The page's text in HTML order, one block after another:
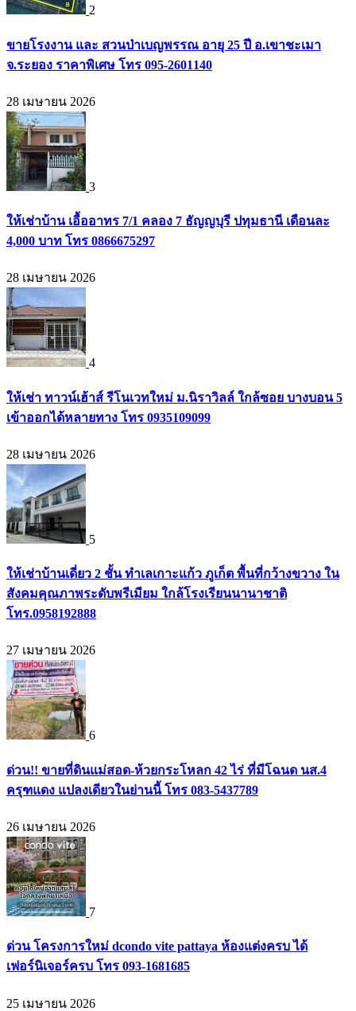
2
ขายโรงงาน และ สวนป่าเบญพรรณ อายุ 25 ปี อ.เขาชะเมา
จ.ระยอง ราคาพิเศษ โทร 095-2601140
28 เมษายน 2026
3
ให้เช่าบ้าน เอื้ออาทร 7/1 คลอง 7 ธัญญบุรี ปทุมธานี เดือนละ
4,000 บาท โทร 0866675297
28 เมษายน 2026
4
ให้เช่า ทาวน์เฮ้าส์ รีโนเวทใหม่ ม.นิราวิลล์ ใกล้ซอย บางบอน 5
เข้าออกได้หลายทาง โทร 0935109099
28 เมษายน 2026
5
ให้เช่าบ้านเดี่ยว 2 ชั้น ทำเลเกาะแก้ว ภูเก็ต พื้นที่กว้างขวาง ใน
สังคมคุณภาพระดับพรีเมียม ใกล้โรงเรียนนานาชาติ
โทร.0958192888
27 เมษายน 2026
6
ด่วน!! ขายที่ดินแม่สอด-ห้วยกระโหลก 42 ไร่ ที่มีโฉนด นส.4
ครุฑแดง แปลงเดียวในย่านนี้ โทร 083-5437789
26 เมษายน 2026
7
ด่วน โครงการใหม่ dcondo vite pattaya ห้องแต่งครบ ได้
เฟอร์นิเจอร์ครบ โทร 093-1681685
25 เมษายน 2026